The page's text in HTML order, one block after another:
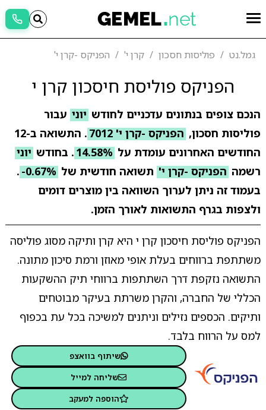
גמל.נט פוליסות חסכון קרן י' הפניקס -קרן י'
הפניקס פוליסת חיסכון קרן י
הנכם צופים בנתונים עדכניים לחודש יוני עבור
פוליסות חסכון, הפניקס -קרן י' 7012
. התשואה ב-12
החודשים האחרונים עומדת על 14.58% . בחודש יוני
רשמה הפניקס -קרן י' תשואה חודשית של -0.67%
.
בעמוד זה ניתן לערוך השוואה בין מוצרים דומים
ולצפות בגרף התשואות לאורך הזמן.
הפניקס פוליסת חיסכון קרן י היא קרן ותיקה מסוג פוליסה
משתתפת ברווחים בעלת אופי מאוזן ורמת סיכון מתונה.
התשואה נזקפת דרך השתתפות ברווחי תיק ההשקעות
הכללי של החברה, והקרן משרתת בעיקר מבוטחים
ותיקים. הכספים נזילים וניתנים למשיכה בכל עת בכפוף
למס על הרווח בלבד.
שיתוף בוואצפ
שליחה למייל
הוספה למעקב